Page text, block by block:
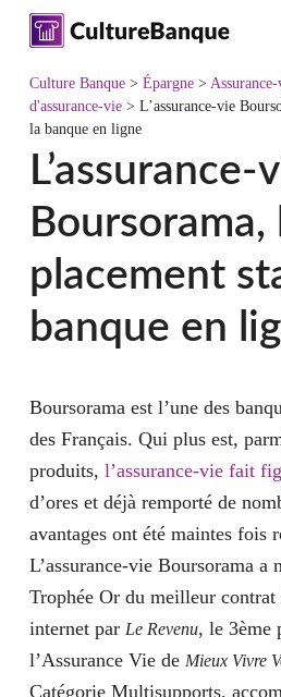
Skip
main
content
Culture Banque> Épargne>
d'assurance-vie> L’assurance-vie
la banque en ligne
L’assurance-
Boursorama,
placement
banque en
Boursorama est l’une des
des Français. Qui plus est,
produits, l’assurance-vie fait
d’ores et déjà remporté de
avantages ont été maintes fois
L’assurance-vie Boursorama a
Trophée Or du meilleur contrat
internet par Le Revenu, le 3ème
l’Assurance Vie de Mieux Vivre
Catégorie Multisupports,